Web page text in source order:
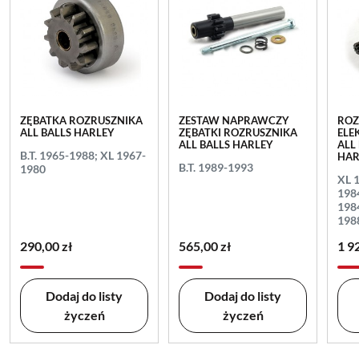
ZĘBATKA ROZRUSZNIKA
ALL BALLS HARLEY
B.T. 1965-1988; XL 1967-
1980
290,00 zł
Dodaj do listy
życzeń
ZESTAW NAPRAWCZY
ZĘBATKI ROZRUSZNIKA
ALL BALLS HARLEY
B.T. 1989-1993
565,00 zł
Dodaj do listy
życzeń
ALL
XL
1